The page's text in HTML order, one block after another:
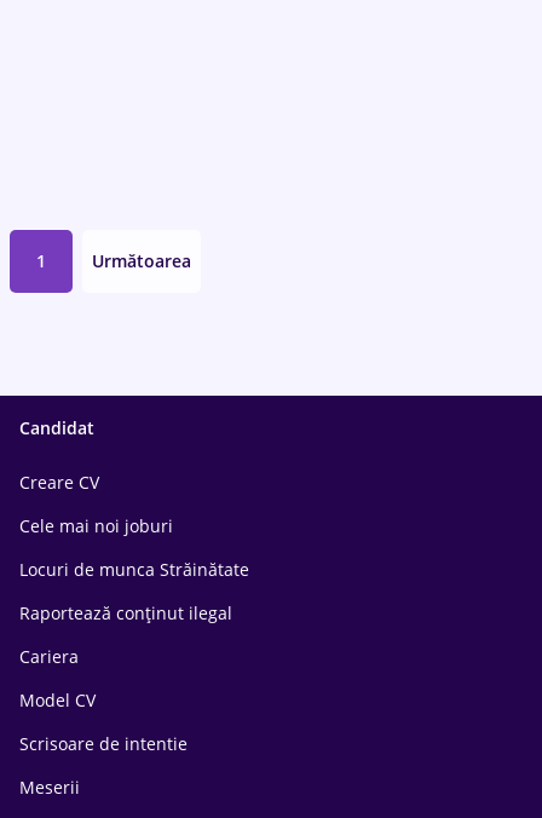
1 Următoarea
Candidat
Creare CV
Cele mai noi joburi
Locuri de munca Străinătate
Raportează conținut ilegal
Cariera
Model CV
Scrisoare de intentie
Meserii